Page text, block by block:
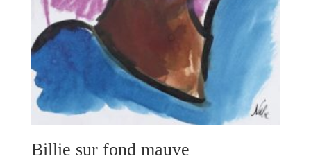
Billie sur fond mauve